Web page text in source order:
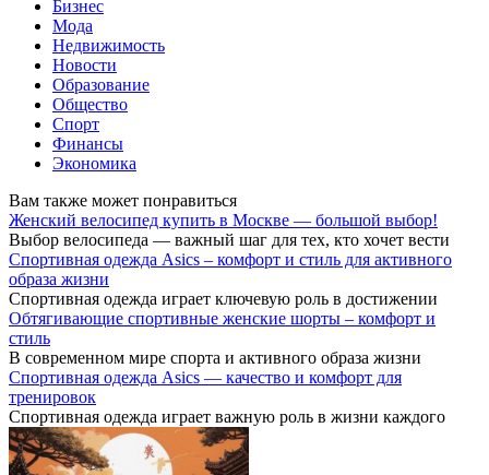
Бизнес
Мода
Недвижимость
Новости
Образование
Общество
Спорт
Финансы
Экономика
Вам также может понравиться
Женский велосипед купить в Москве — большой выбор!
Выбор велосипеда — важный шаг для тех, кто хочет вести
Спортивная одежда Asics – комфорт и стиль для активного
образа жизни
Спортивная одежда играет ключевую роль в достижении
Обтягивающие спортивные женские шорты – комфорт и
стиль
В современном мире спорта и активного образа жизни
Спортивная одежда Asics — качество и комфорт для
тренировок
Спортивная одежда играет важную роль в жизни каждого